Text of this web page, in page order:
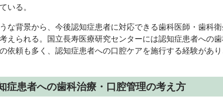
いる。
な背景から、今後認知症患者に対応できる歯科医師・歯科
えられる。国立長寿医療研究センターには認知症患者への
依頼も多く、認知症患者への口腔ケアを施行する経験があ
症患者への歯科治療・口腔管理の考え方